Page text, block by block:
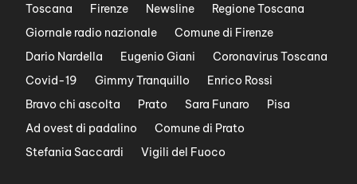
Toscana Firenze Newsline
Regione Toscana
Giornale radio nazionale
Comune di Firenze
Dario Nardella
Eugenio Giani
Coronavirus Toscana
Covid-19
Gimmy Tranquillo
Enrico Rossi
Bravo chi ascolta
Prato Sara Funaro
Pisa
Ad ovest di padalino
Comune di Prato
Stefania Saccardi
Vigili del Fuoco